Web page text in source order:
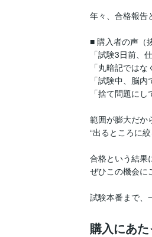
年々、合格報告
■ 購入者の声（
「試験3日前、
「丸暗記では
「試験中、脳
「捨て問題に
範囲が膨大だか
“出るところに
合格という結果
ぜひこの機会に
試験本番まで、
購入にあ